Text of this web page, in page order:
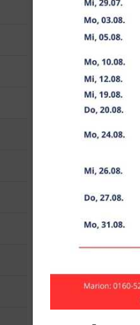
Das
DRK OV
SC DJK
– ist
Everswinkel e.
Seit Herbst
Ab Frühjahr
Hier geht es zu